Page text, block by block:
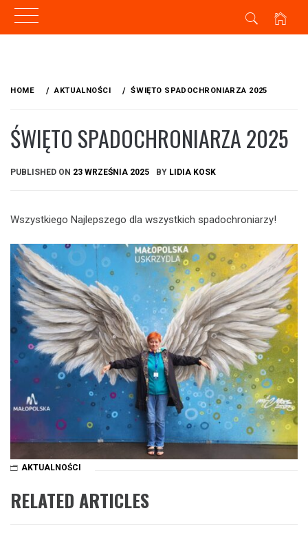
HOME AKTUALNOŚCI ŚWIĘTO SPADOCHRONIARZA 2025
ŚWIĘTO SPADOCHRONIARZA 2025
PUBLISHED ON 23 WRZEŚNIA 2025 BY LIDIA KOSK
Wszystkiego Najlepszego dla wszystkich spadochroniarzy!
AKTUALNOŚCI
RELATED ARTICLES